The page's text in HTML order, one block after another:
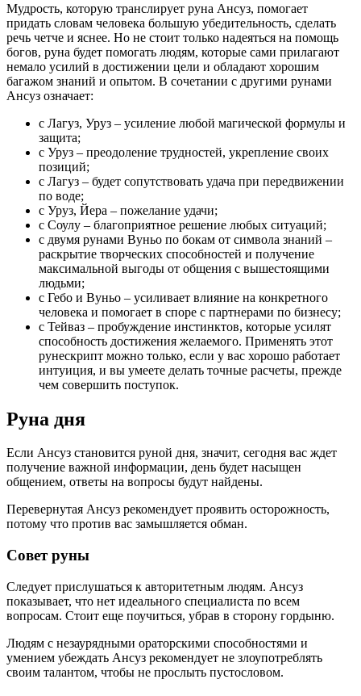
Мудрость, которую транслирует руна Ансуз, помогает
придать словам человека большую убедительность, сделать
речь четче и яснее. Но не стоит только надеяться на помощь
богов, руна будет помогать людям, которые сами прилагают
немало усилий в достижении цели и обладают хорошим
багажом знаний и опытом. В сочетании с другими рунами
Ансуз означает:
с Лагуз, Уруз – усиление любой магической формулы и
защита;
с Уруз – преодоление трудностей, укрепление своих
позиций;
с Лагуз – будет сопутствовать удача при передвижении
по воде;
с Уруз, Йера – пожелание удачи;
с Соулу – благоприятное решение любых ситуаций;
с двумя рунами Вуньо по бокам от символа знаний –
раскрытие творческих способностей и получение
максимальной выгоды от общения с вышестоящими
людьми;
с Гебо и Вуньо – усиливает влияние на конкретного
человека и помогает в споре с партнерами по бизнесу;
с Тейваз – пробуждение инстинктов, которые усилят
способность достижения желаемого. Применять этот
рунескрипт можно только, если у вас хорошо работает
интуиция, и вы умеете делать точные расчеты, прежде
чем совершить поступок.
Руна дня
Если Ансуз становится руной дня, значит, сегодня вас ждет
получение важной информации, день будет насыщен
общением, ответы на вопросы будут найдены.
Перевернутая Ансуз рекомендует проявить осторожность,
потому что против вас замышляется обман.
Совет руны
Следует прислушаться к авторитетным людям. Ансуз
показывает, что нет идеального специалиста по всем
вопросам. Стоит еще поучиться, убрав в сторону гордыню.
Людям с незаурядными ораторскими способностями и
умением убеждать Ансуз рекомендует не злоупотреблять
своим талантом, чтобы не прослыть пустословом.